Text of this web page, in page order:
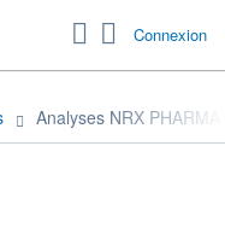
Connexion
Analyses NRX PHARMA